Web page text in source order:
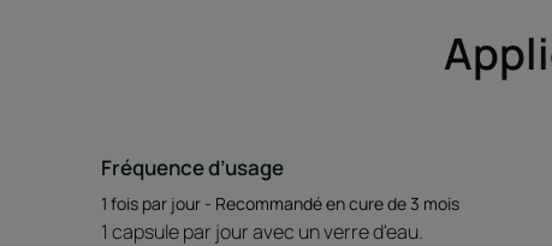
Fréquence d’usage
1 fois par jour - Recommandé en cure de 3 mois
1 capsule par jour avec un verre d'eau.